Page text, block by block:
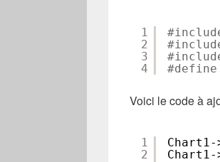
1
2
3
4
#define
Voici le code à
1
2